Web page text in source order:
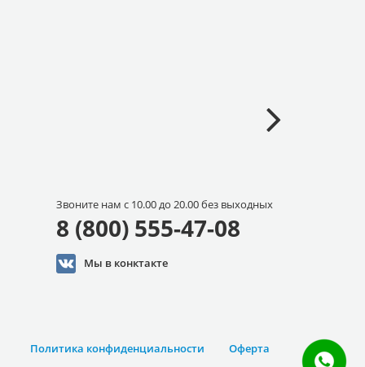
Звоните нам с 10.00 до 20.00 без выходных
8 (800) 555-47-08
Мы в конктакте
Оферта
Политика конфиденциальности